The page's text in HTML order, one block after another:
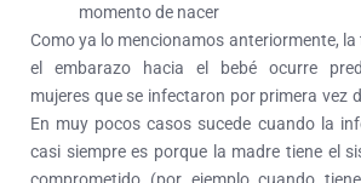
momento de nacer
Como ya lo mencionamos anteriormente,
el embarazo hacia el bebé ocurre
mujeres que se infectaron por primera vez
En muy pocos casos sucede cuando la
casi siempre es porque la madre tiene el